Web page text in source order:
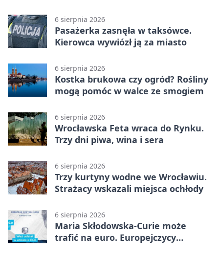
6 sierpnia 2026
Pasażerka zasnęła w taksówce.
Kierowca wywiózł ją za miasto
6 sierpnia 2026
Kostka brukowa czy ogród? Rośliny
mogą pomóc w walce ze smogiem
6 sierpnia 2026
Wrocławska Feta wraca do Rynku.
Trzy dni piwa, wina i sera
6 sierpnia 2026
Trzy kurtyny wodne we Wrocławiu.
Strażacy wskazali miejsca ochłody
6 sierpnia 2026
Maria Skłodowska-Curie może
trafić na euro. Europejczycy